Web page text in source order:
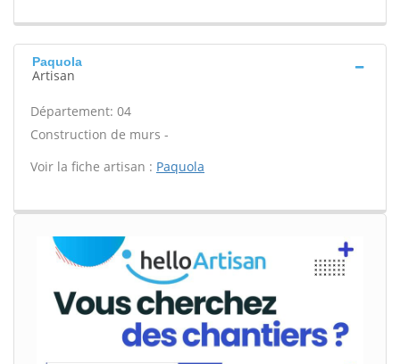
Paquola
Artisan
Département: 04
Construction de murs -
Voir la fiche artisan : Paquola